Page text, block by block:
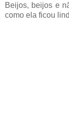
Beijos, beijos e n
como ela ficou